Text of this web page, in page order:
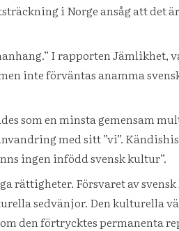
i Norge ansåg att det
I rapporten Jämlikhet,
inte förväntas anamma
som en minsta gemensam
med sitt ”vi”.
ingen infödd svensk kultur”.
rättigheter. Försvaret av
sedvänjor. Den kulturella
den förtrycktes permanenta